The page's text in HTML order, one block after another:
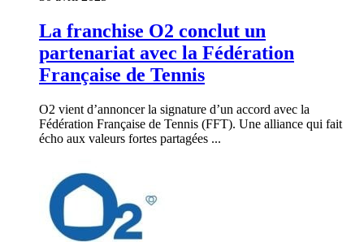
La franchise O2 conclut un
partenariat avec la Fédération
Française de Tennis
O2 vient d’annoncer la signature d’un accord avec la
Fédération Française de Tennis (FFT). Une alliance qui fait
écho aux valeurs fortes partagées ...